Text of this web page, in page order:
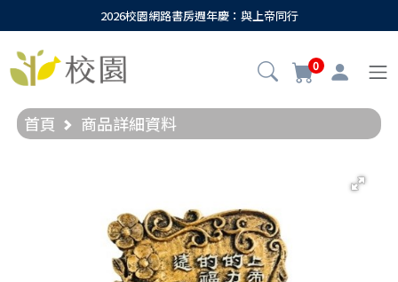
2026校園網路書房週年慶：與上帝同行
0
首頁 商品詳細資料